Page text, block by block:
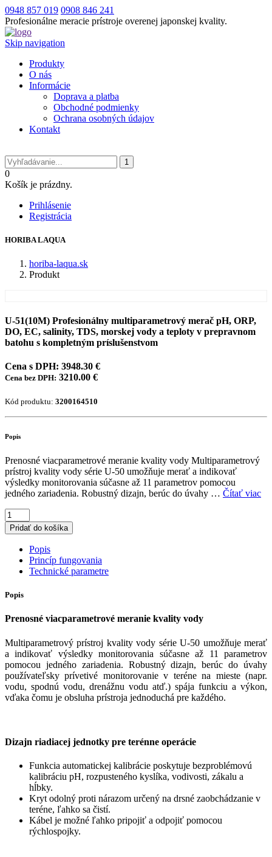
0948 857 019 0908 846 241
Profesionálne meracie prístroje overenej japonskej kvality.
Skip navigation
Produkty
O nás
Informácie
Doprava a platba
Obchodné podmienky
Ochrana osobných údajov
Kontakt
0
Košík je prázdny.
Prihlásenie
Registrácia
HORIBA LAQUA
horiba-laqua.sk
Produkt
U-51(10M) Profesionálny multiparametrový merač pH, ORP,
DO, EC, salinity, TDS, morskej vody a teploty v prepravnom
batohu s kompletným príslušenstvom
Cena s DPH: 3948.30 €
Cena bez DPH: 3210.00 €
Kód produktu: 3200164510
Popis
Prenosné viacparametrové meranie kvality vody Multiparametrový
prístroj kvality vody série U-50 umožňuje merať a indikovať
výsledky monitorovania súčasne až 11 parametrov pomocou
jedného zariadenia. Robustný dizajn, berúc do úvahy … Čítať viac
Pridať do košíka
Popis
Princíp fungovania
Technické parametre
Popis
Prenosné viacparametrové meranie kvality vody
Multiparametrový prístroj kvality vody série U-50 umožňuje merať
a indikovať výsledky monitorovania súčasne až 11 parametrov
pomocou jedného zariadenia. Robustný dizajn, berúc do úvahy
používateľsky prívetivé monitorovanie v teréne na mieste (napr.
vodu, spodnú vodu, drenážnu vodu atď.) spája funkciu a výkon,
vďaka čomu je obsluha prístroja jednoduchá pre každého.
Dizajn riadiacej jednotky pre terénne operácie
Funkcia automatickej kalibrácie poskytuje bezproblémovú
kalibráciu pH, rozpusteného kyslíka, vodivosti, zákalu a
hĺbky.
Kryt odolný proti nárazom určený na drsné zaobchádzanie v
teréne, ľahko sa čistí.
Kábel je možné ľahko pripojiť a odpojiť pomocou
rýchlospojky.